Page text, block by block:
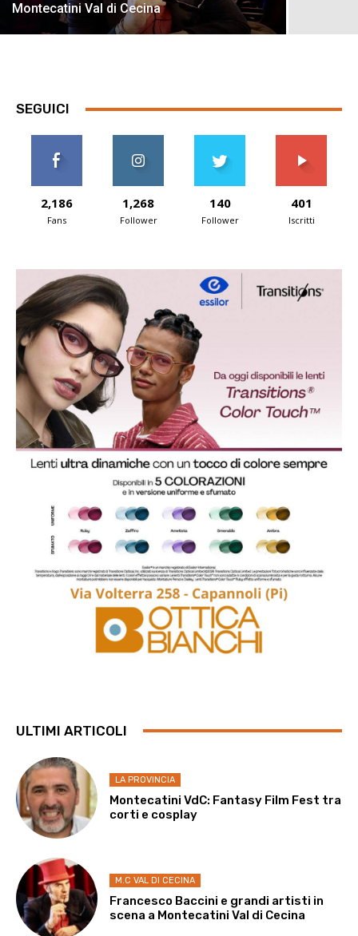
Montecatini Val di Cecina
SEGUICI
2,186
Fans
1,268
Follower
140
Follower
401
Iscritti
ULTIMI ARTICOLI
LA PROVINCIA
Montecatini VdC: Fantasy Film Fest tra
corti e cosplay
M.C VAL DI CECINA
Francesco Baccini e grandi artisti in
scena a Montecatini Val di Cecina